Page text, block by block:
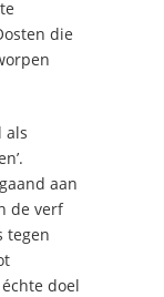
die
als
aan
de verf
tegen
doel